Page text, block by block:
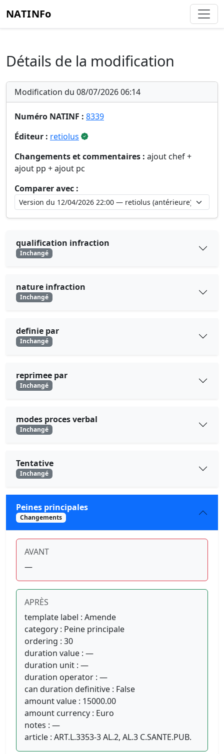
NATINFo
Détails de la modification
Modification du 08/07/2026 06:14
Numéro NATINF : 8339
Éditeur : retiolus
Changements et commentaires : ajout chef +
ajout pp + ajout pc
Comparer avec :
qualification infraction
Inchangé
nature infraction
Inchangé
definie par
Inchangé
reprimee par
Inchangé
modes proces verbal
Inchangé
Tentative
Inchangé
Peines principales
Changements
AVANT
—
APRÈS
template label : Amende
category : Peine principale
ordering : 30
duration value : —
duration unit : —
duration operator : —
can duration definitive : False
amount value : 15000.00
amount currency : Euro
notes : —
article : ART.L.3353-3 AL.2, AL.3 C.SANTE.PUB.